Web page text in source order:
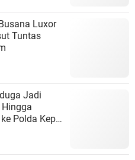
Luxor
Tuntas
Jadi
Polda Kepri